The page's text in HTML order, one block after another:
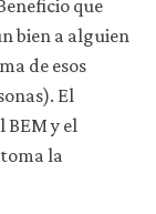
que
bien a alguien
de esos
El
BEM y el
la